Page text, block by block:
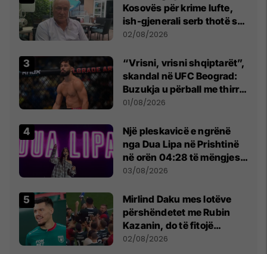
Kosovës për krime lufte,
ish-gjenerali serb thotë se
dikush e tradhtoi në
02/08/2026
“Vrisni, vrisni shqiptarët”,
skandal në UFC Beograd:
Buzukja u përball me thirrje
anti-shqiptare nga
01/08/2026
Një pleskavicë e ngrënë
nga Dua Lipa në Prishtinë
në orën 04:28 të mëngjesit
- dhe bota digjitale serbe
03/08/2026
Mirlind Daku mes lotëve
përshëndetet me Rubin
Kazanin, do të fitojë
miliona te Spartak Moska
02/08/2026